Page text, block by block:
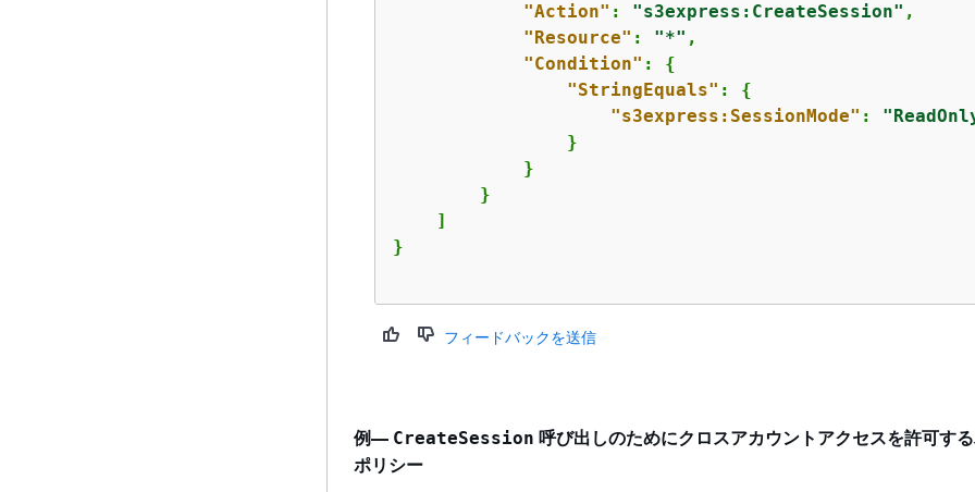
"Action" : "s3express:CreateSession" ,
"Resource" : "*" ,
"Condition" : {
"StringEquals" : {
"s3express:SessionMode" :
                }
            }
        }
    ]
}
フィードバックを送信
例— CreateSession 呼び出しのためにクロスアカウントアクセスを許可す
ポリシー